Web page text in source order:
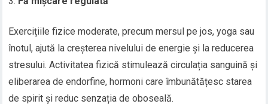
Exercițiile fizice moderate, precum mersul pe jos, yoga sau
înotul, ajută la creșterea nivelului de energie și la reducerea
stresului. Activitatea fizică stimulează circulația sanguină și
eliberarea de endorfine, hormoni care îmbunătățesc starea
de spirit și reduc senzația de oboseală.